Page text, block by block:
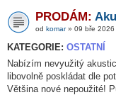
PRODÁM:
od komar» 09 bře 2026
KATEGORIE: OSTATNÍ
Nabízím nevyužitý
libovolně poskládat dle
Většina nové nepoužité!